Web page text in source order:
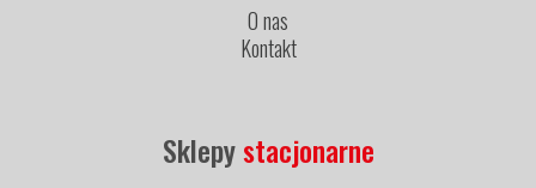
O nas
Kontakt
Sklepystacjonarne